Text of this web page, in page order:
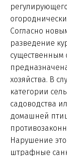
Согласно
разведение
существенным
хозяйства. В
категории
садоводства
домашней
Нарушение
штрафные